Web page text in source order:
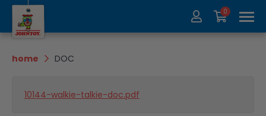
Over ons
0
home DOC
10144-walkie-talkie-doc.pdf